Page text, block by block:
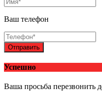
Ваш телефон
Отправить
Успешно
Ваша просьба перезвонить